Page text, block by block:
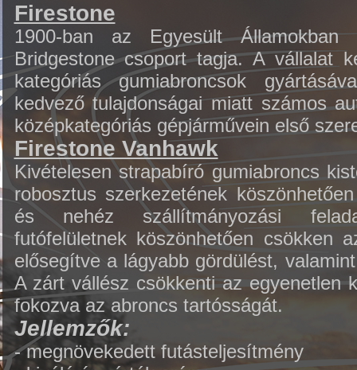
Firestone
1900-ban az Egyesült
Bridgestone csoport tagja. A vállalat
kategóriás gumiabroncsok
kedvező tulajdonságai miatt számos
középkategóriás gépjárművein első
Firestone Vanhawk
Kivételesen strapabíró gumiabroncs
robosztus szerkezetének
és nehéz szállítmányozási
futófelületnek köszönhetően csökken
elősegítve a lágyabb gördülést,
A zárt vállész csökkenti az egyenetlen
fokozva az abroncs tartósságát.
Jellemzők:
- megnövekedett futásteljesítmény